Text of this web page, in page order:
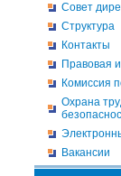
Совет
Структура
Контакты
Правовая
Комиссия
Охрана
Вакансии